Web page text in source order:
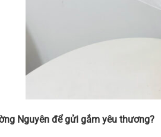
Nguyên để gửi gắm yêu thương?